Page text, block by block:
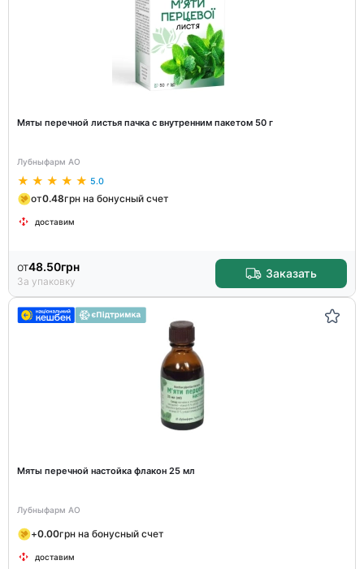
Мяты перечной листья пачка с внутренним пакетом 50 г
Лубныфарм АО
5.0
от0.48грн на бонусный счет
доставим
от48.50грн
За упаковку
Заказать
Мяты перечной настойка флакон 25 мл
Лубныфарм АО
+0.00грн на бонусный счет
доставим